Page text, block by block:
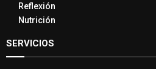
Reflexión
Nutrición
SERVICIOS